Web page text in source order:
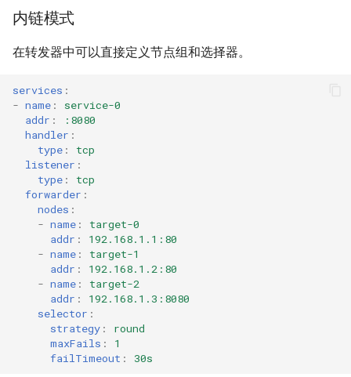
e
a
Relay
反向代理隧道
反向代理隧道-高可用
流量嗅探与MITM
HTTP响应缓存
HTTP文件服务
探测防御
节点存活探测
PROXY Protocol
DNS代理
透明代理
H2(C)
UDP
HTTP2
SSU
Limiter
内链模式
在转发器中可以直接定义节点组和选择器。
services :
- name :
service-0
addr :
:8080
handler :
type :
tcp
listener :
type :
tcp
forwarder :
nodes :
- name :
target-0
addr :
192.168.1.1:80
- name :
target-1
addr :
192.168.1.2:80
- name :
target-2
addr :
192.168.1.3:8080
selector :
strategy :
round
maxFails :
1
failTimeout : 30s